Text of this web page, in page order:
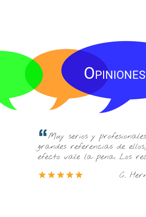
Opiniones
Muy serios y profesionales. Me dieron
referencias de ellos, y en
vale la pena. Los recomiendo.
C. Hernandez